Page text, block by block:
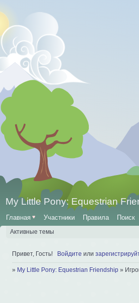
My Little Pony: Equestrian
Главная ♥ Участники Правила Поиск
Активные темы
Привет, Гость! Войдите или
» My Little Pony: Equestrian Friendship »